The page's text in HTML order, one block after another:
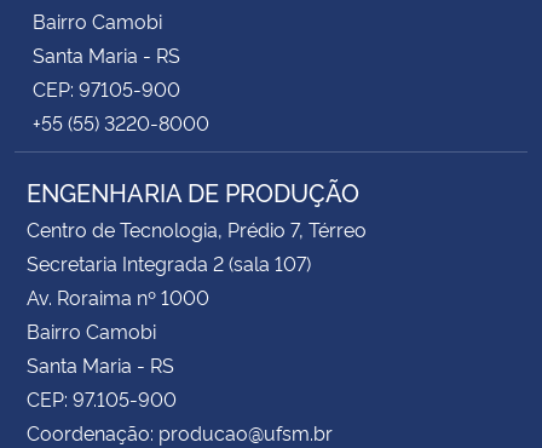
Bairro Camobi
Santa Maria - RS
CEP: 97105-900
+55 (55) 3220-8000
ENGENHARIA DE PRODUÇÃO
Centro de Tecnologia, Prédio 7, Térreo
Secretaria Integrada 2 (sala 107)
Av. Roraima nº 1000
Bairro Camobi
Santa Maria - RS
CEP: 97.105-900
Coordenação: producao@ufsm.br